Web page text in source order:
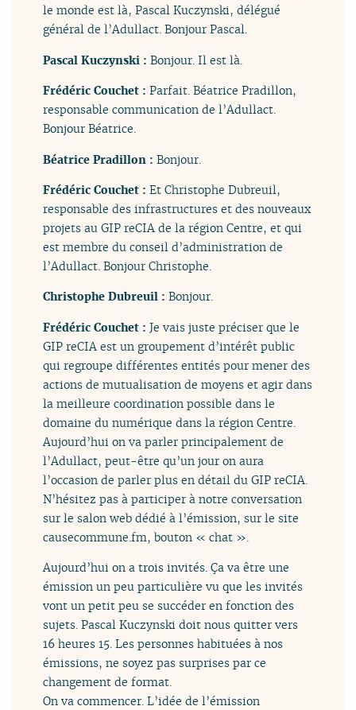
le monde est là, Pascal Kuczynski, délégué
général de l’Adullact. Bonjour Pascal.
Pascal Kuczynski :Bonjour. Il est là.
Frédéric Couchet :Parfait. Béatrice Pradillon,
responsable communication de l’Adullact.
Bonjour Béatrice.
Béatrice Pradillon :Bonjour.
Frédéric Couchet :Et Christophe Dubreuil,
responsable des infrastructures et des nouveaux
projets au GIP reCIA de la région Centre, et qui
est membre du conseil d’administration de
l’Adullact. Bonjour Christophe.
Christophe Dubreuil :Bonjour.
Frédéric Couchet :Je vais juste préciser que le
GIP reCIA est un groupement d’intérêt public
qui regroupe différentes entités pour mener des
actions de mutualisation de moyens et agir dans
la meilleure coordination possible dans le
domaine du numérique dans la région Centre.
Aujourd’hui on va parler principalement de
l’Adullact, peut-être qu’un jour on aura
l’occasion de parler plus en détail du GIP reCIA.
N’hésitez pas à participer à notre conversation
sur le salon web dédié à l’émission, sur le site
causecommune.fm, bouton « chat ».
Aujourd’hui on a trois invités. Ça va être une
émission un peu particulière vu que les invités
vont un petit peu se succéder en fonction des
sujets. Pascal Kuczynski doit nous quitter vers
16 heures 15. Les personnes habituées à nos
émissions, ne soyez pas surprises par ce
changement de format.
On va commencer. L’idée de l’émission